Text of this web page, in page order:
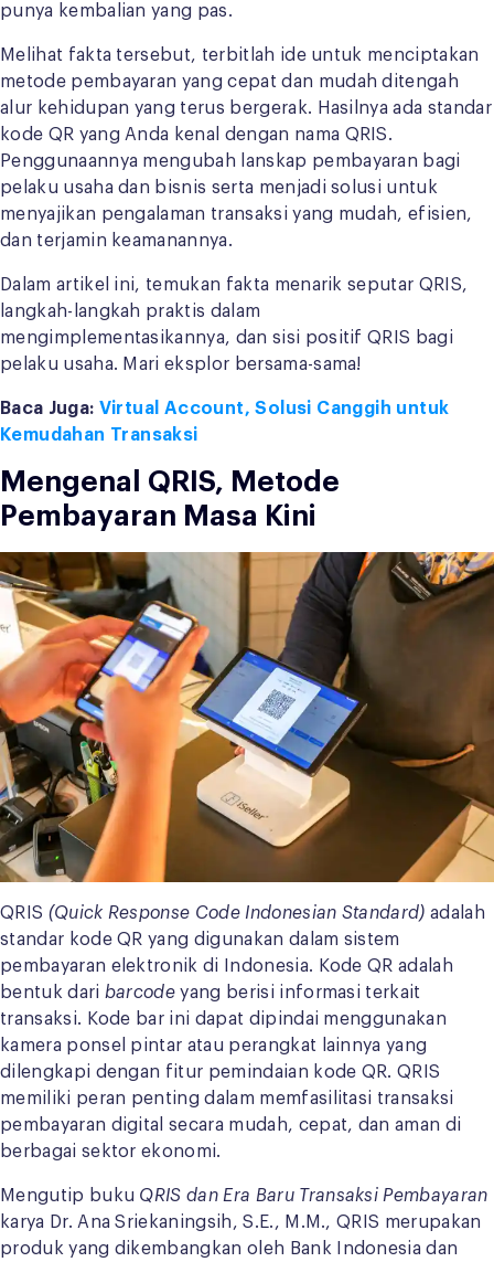
punya kembalian yang pas.
Melihat fakta tersebut, terbitlah ide untuk menciptakan
metode pembayaran yang cepat dan mudah ditengah
alur kehidupan yang terus bergerak. Hasilnya ada standar
kode QR yang Anda kenal dengan nama QRIS.
Penggunaannya mengubah lanskap pembayaran bagi
pelaku usaha dan bisnis serta menjadi solusi untuk
menyajikan pengalaman transaksi yang mudah, efisien,
dan terjamin keamanannya.
Dalam artikel ini, temukan fakta menarik seputar QRIS,
langkah-langkah praktis dalam
mengimplementasikannya, dan sisi positif QRIS bagi
pelaku usaha. Mari eksplor bersama-sama!
Baca Juga: Virtual Account, Solusi Canggih untuk
Kemudahan Transaksi
Mengenal QRIS, Metode
Pembayaran Masa Kini
QRIS (Quick Response Code Indonesian Standard) adalah
standar kode QR yang digunakan dalam sistem
pembayaran elektronik di Indonesia. Kode QR adalah
bentuk dari barcode yang berisi informasi terkait
transaksi. Kode bar ini dapat dipindai menggunakan
kamera ponsel pintar atau perangkat lainnya yang
dilengkapi dengan fitur pemindaian kode QR. QRIS
memiliki peran penting dalam memfasilitasi transaksi
pembayaran digital secara mudah, cepat, dan aman di
berbagai sektor ekonomi.
Mengutip buku QRIS dan Era Baru Transaksi Pembayaran
karya Dr. Ana Sriekaningsih, S.E., M.M., QRIS merupakan
produk yang dikembangkan oleh Bank Indonesia dan